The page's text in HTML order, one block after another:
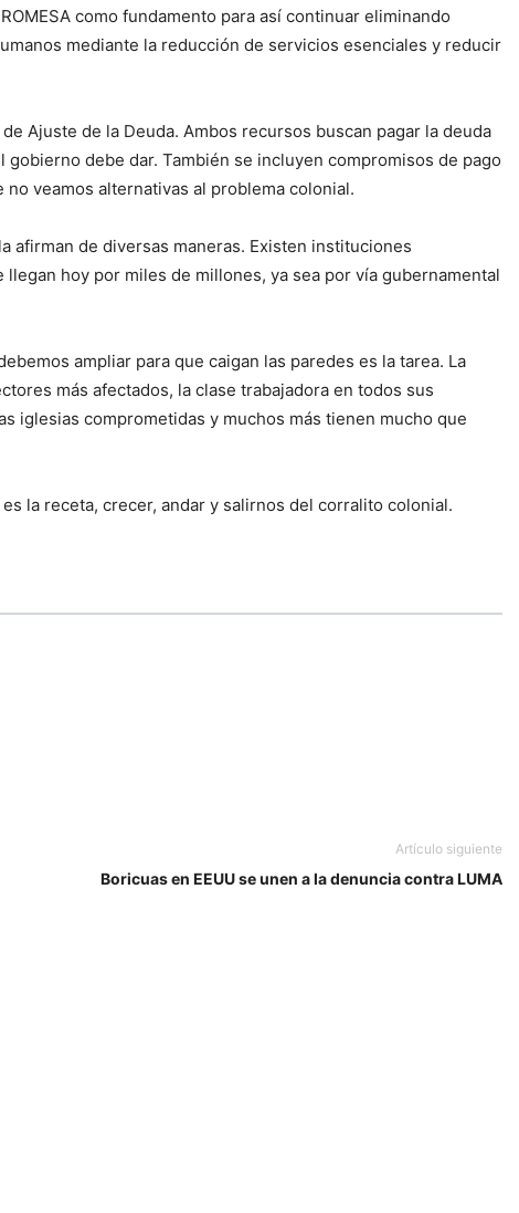
como fundamento para así continuar eliminando
mediante la reducción de servicios esenciales y reducir
Ajuste de la Deuda. Ambos recursos buscan pagar la deuda
debe dar. También se incluyen compromisos de pago
veamos alternativas al problema colonial.
afirman de diversas maneras. Existen instituciones
hoy por miles de millones, ya sea por vía gubernamental
ampliar para que caigan las paredes es la tarea. La
más afectados, la clase trabajadora en todos sus
iglesias comprometidas y muchos más tienen mucho que
la receta, crecer, andar y salirnos del corralito colonial.
Artículo siguiente
Boricuas en EEUU se unen a la denuncia contra LUMA